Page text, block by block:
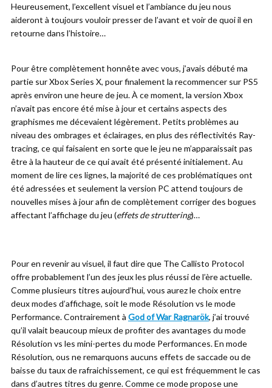
Heureusement, l’excellent visuel et l’ambiance du jeu nous
aideront à toujours vouloir presser de l’avant et voir de quoi il en
retourne dans l’histoire…
Pour être complètement honnête avec vous, j’avais débuté ma
partie sur Xbox Series X, pour finalement la recommencer sur PS5
après environ une heure de jeu. À ce moment, la version Xbox
n’avait pas encore été mise à jour et certains aspects des
graphismes me décevaient légèrement. Petits problèmes au
niveau des ombrages et éclairages, en plus des réflectivités Ray-
tracing, ce qui faisaient en sorte que le jeu ne m’apparaissait pas
être à la hauteur de ce qui avait été présenté initialement. Au
moment de lire ces lignes, la majorité de ces problématiques ont
été adressées et seulement la version PC attend toujours de
nouvelles mises à jour afin de complètement corriger des bogues
affectant l’affichage du jeu (effets de struttering)…
Pour en revenir au visuel, il faut dire que The Callisto Protocol
offre probablement l’un des jeux les plus réussi de l’ère actuelle.
Comme plusieurs titres aujourd’hui, vous aurez le choix entre
deux modes d’affichage, soit le mode Résolution vs le mode
Performance. Contrairement à God of War Ragnarök, j’ai trouvé
qu’il valait beaucoup mieux de profiter des avantages du mode
Résolution vs les mini-pertes du mode Performances. En mode
Résolution, ous ne remarquons aucuns effets de saccade ou de
baisse du taux de rafraichissement, ce qui est fréquemment le cas
dans d’autres titres du genre. Comme ce mode propose une